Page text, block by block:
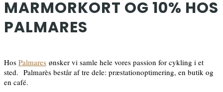
MARMORKORT OG 10% HOS
PALMARES
Hos Palmares ønsker vi samle hele vores passion for cykling i et
sted. Palmarès består af tre dele: præstationoptimering, en butik og
en café.